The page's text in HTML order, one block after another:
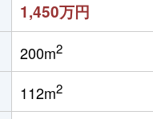
1,450万円
200m2
112m2